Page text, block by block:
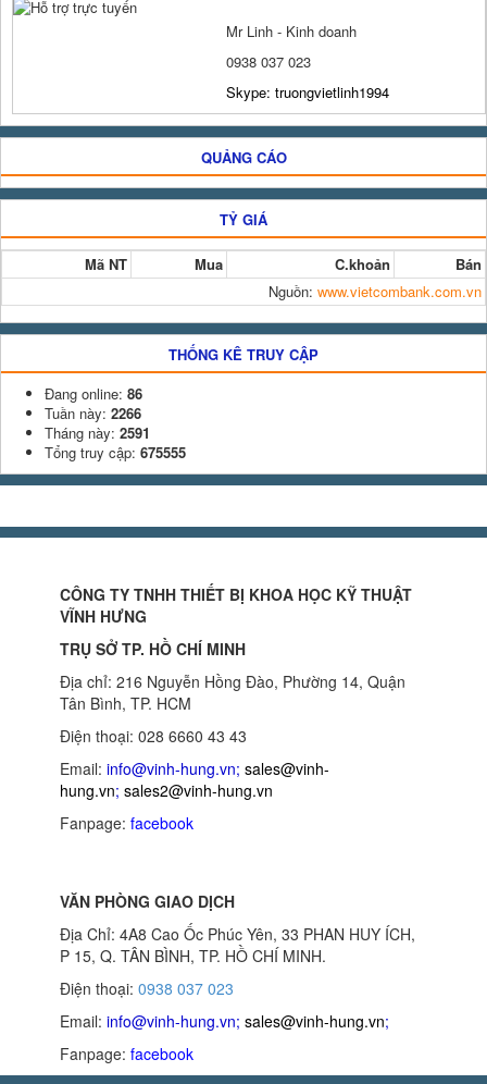
Mr Linh - Kinh doanh
0938 037 023
Skype: truongvietlinh1994
QUẢNG CÁO
TỶ GIÁ
Mã NT Mua C.khoản
Bán
Nguồn: www.vietcombank.com.vn
THỐNG KÊ TRUY CẬP
Đang online: 86
Tuần này: 2266
Tháng này: 2591
Tổng truy cập: 675555
CÔNG TY TNHH THIẾT BỊ KHOA HỌC KỸ THUẬT
VĨNH HƯNG
TRỤ SỞ TP. HỒ CHÍ MINH
Địa chỉ: 216 Nguyễn Hồng Đào, Phường 14, Quận
Tân Bình, TP. HCM
Điện thoại: 028 6660 43 43
Email: info@vinh-hung.vn; sales@vinh-
hung.vn; sales2@vinh-hung.vn
Fanpage: facebook
VĂN PHÒNG GIAO DỊCH
Địa Chỉ: 4A8 Cao Ốc Phúc Yên, 33 PHAN HUY ÍCH,
P 15, Q. TÂN BÌNH, TP. HỒ CHÍ MINH.
Điện thoại: 0938 037 023
Email: info@vinh-hung.vn; sales@vinh-hung.vn;
Fanpage: facebook